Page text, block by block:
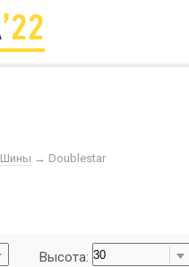
’22
Шины → Doublestar
Высота: